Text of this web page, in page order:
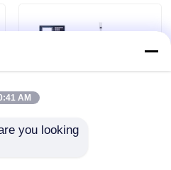
AM
you looking